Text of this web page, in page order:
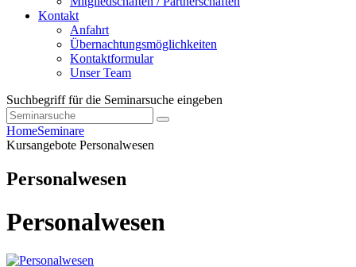
Kontakt
Anfahrt
Übernachtungsmöglichkeiten
Kontaktformular
Unser Team
Suchbegriff für die Seminarsuche eingeben
HomeSeminare
Kursangebote Personalwesen
Personalwesen
Personalwesen